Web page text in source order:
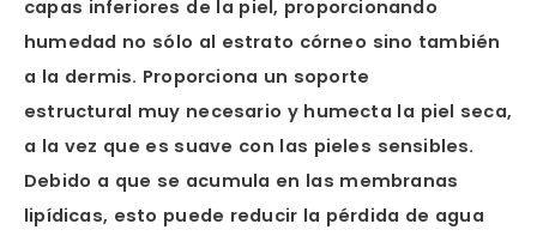
capas inferiores de la piel, proporcionando
humedad no sólo al estrato córneo sino también
a la dermis. Proporciona un soporte
estructural muy necesario y humecta la piel seca,
a la vez que es suave con las pieles sensibles.
Debido a que se acumula en las membranas
lipídicas, esto puede reducir la pérdida de agua